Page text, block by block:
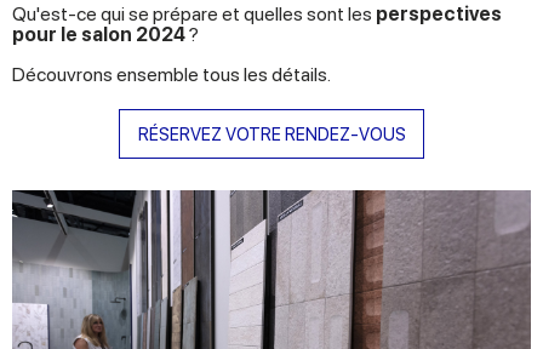
Qu'est-ce qui se prépare et quelles sont les perspectives
pour le salon 2024?
Découvrons ensemble tous les détails.
RÉSERVEZ VOTRE RENDEZ-VOUS